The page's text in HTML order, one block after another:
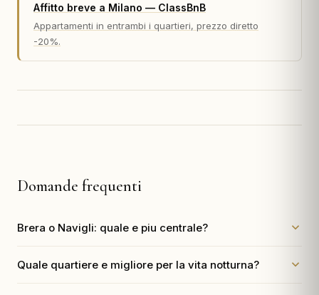
Affitto breve a Milano — ClassBnB
Appartamenti in entrambi i quartieri, prezzo diretto
-20%.
Domande frequenti
Brera o Navigli: quale e piu centrale?
Quale quartiere e migliore per la vita notturna?